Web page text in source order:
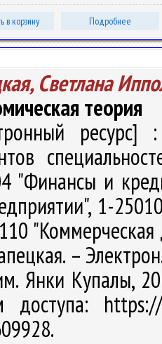
в корзину Подробнее
Светлана
теория
ресурс]
"Финансы и
1-
–
Янки Купалы,
доступа: